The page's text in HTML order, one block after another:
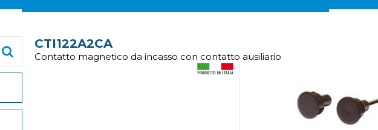
CTI122A2CA
Contatto magnetico da incasso con contatto ausiliario